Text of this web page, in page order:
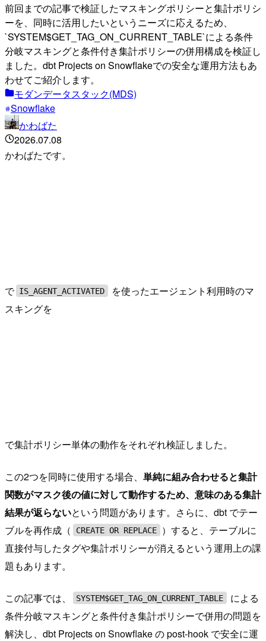
前回までの記事で検証したマスキングポリシーと集計ポリシ
ーを、同時に活用したいというニーズに応えるため、
`SYSTEM$GET_TAG_ON_CURRENT_TABLE`による条件
分岐マスキングと条件付き集計ポリシーの併用構成を検証し
ました。dbt Projects on Snowflakeでの安全な運用方法もあ
わせてご紹介します。
モダンデータスタック(MDS)
Snowflake
かわばた
2026.07.08
かわばたです。
で IS_AGENT_ACTIVATED
を使ったエージェント利用時のマ
スキングを
で集計ポリシー単体の動作をそれぞれ検証しました。
この2つを同時に使用する場合、 単純に組み合わせると集計
関数がマスク後の値に対して動作するため、意味のある集計
結果が返らないという問題があります。さらに、dbt でテー
ブルを再作成（
CREATE OR REPLACE
）すると、テーブルに
直接付与したタグや集計ポリシーが消えるという運用上の課
題もあります。
この記事では、 SYSTEM$GET_TAG_ON_CURRENT_TABLE
による
条件分岐マスキングと条件付き集計ポリシーで併用の問題を
解決し、dbt Projects on Snowflake の post-hook で安全に運